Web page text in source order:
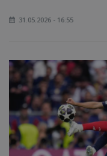
31.05.2026 - 16:55